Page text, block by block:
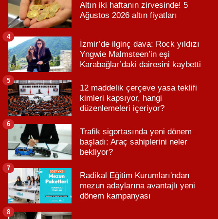
Altın iki haftanın zirvesinde! 5
Ağustos 2026 altın fiyatları
İzmir’de ilginç dava: Rock yıldızı
Yngwie Malmsteen’in eşi
Karabağlar’daki dairesini kaybetti
4
12 maddelik çerçeve yasa teklifi
kimleri kapsıyor, hangi
düzenlemeleri içeriyor?
5
Trafik sigortasında yeni dönem
başladı: Araç sahiplerini neler
bekliyor?
6
Radikal Eğitim Kurumları'ndan
mezun adaylarına avantajlı yeni
dönem kampanyası
7
8